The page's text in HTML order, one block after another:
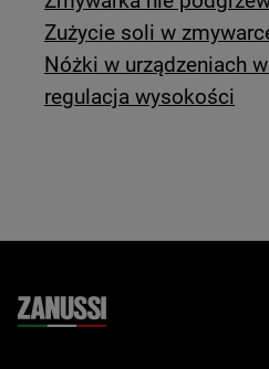
Zużycie soli w
Nóżki w urządzeniach
regulacja wysokości